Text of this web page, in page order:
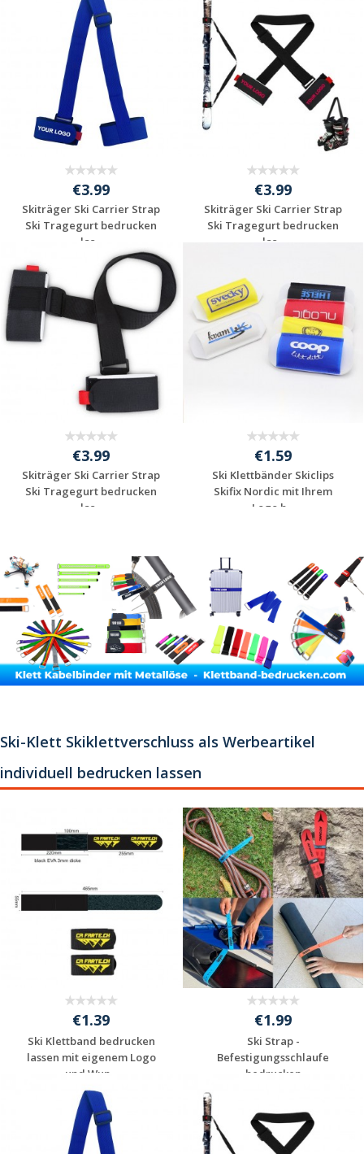
Werbeartikel
anfragen
anfragen
€3.99
Skiträger Ski Carrier Strap
Ski Tragegurt bedrucken
las...
Individuelle
Werbeartikel
anfragen
€3.99
Skiträger Ski Carrier Strap
Ski Tragegurt bedrucken
las...
Werbeartikel
anfragen
€3.99
Skiträger Ski Carrier Strap
Ski Tragegurt bedrucken
las...
€1.59
Ski Klettbänder Skiclips
Skifix Nordic mit Ihrem
Logo b...
Ski-Klett Skiklettverschluss als Werbeartikel
individuell bedrucken lassen
€1.39
Ski Klettband bedrucken
lassen mit eigenem Logo
und Wun...
Individuelle
Werbeartikel
anfragen
€1.99
Ski Strap -
Befestigungsschlaufe
bedrucken
anfragen